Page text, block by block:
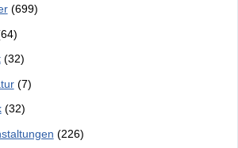
(699)
(32)
(7)
(32)
(226)